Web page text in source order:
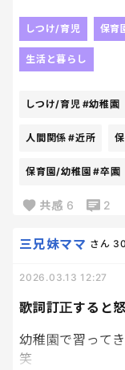
みんな成長してる
自分の子供じゃ
感慨深い🥲
しつけ/育児 保育
生活と暮らし
しつけ/育児 #幼稚園
人間関係 #近所
保育園/幼稚園 #卒園
共感 6 2
歌詞訂正すると
三兄妹ママ さん
2026.03.13 12:27
幼稚園で習って
笑